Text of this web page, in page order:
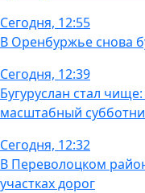
Сегодня, 12:55
В Оренбуржье снова
Сегодня, 12:39
Бугуруслан стал
масштабный
Сегодня, 12:32
В Переволоцком
участках дорог